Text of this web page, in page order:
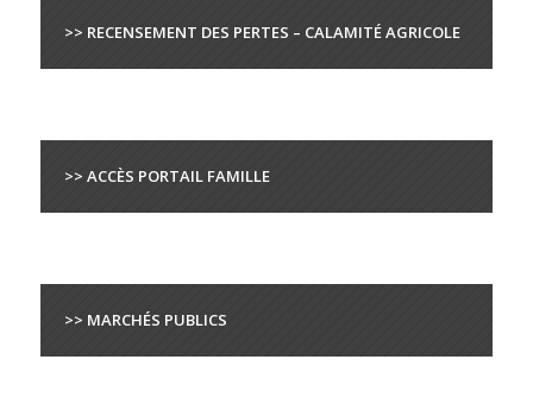
>> RECENSEMENT DES PERTES – CALAMITÉ AGRICOLE
>> ACCÈS PORTAIL FAMILLE
>> MARCHÉS PUBLICS